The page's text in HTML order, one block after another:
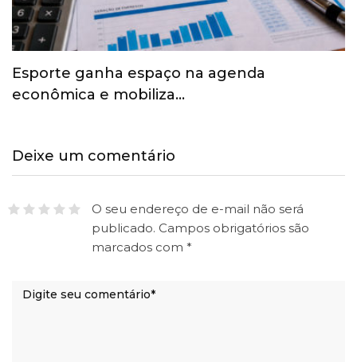
Esporte ganha espaço na agenda
econômica e mobiliza…
Deixe um comentário
O seu endereço de e-mail não será
publicado. Campos obrigatórios são
marcados com *